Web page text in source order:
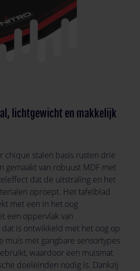
lichtgewicht en makkelijk
chique stalen basis rusten drie
gemaakt van robuust MDF met
dat de uitstraling en het
oproept. Het tafelblad
met een in het oog
een oppervlak van
is ontwikkeld met het oog op
muis met gangbare sensortypes
waardoor een muismat
doeleinden nodig is. Dankzij